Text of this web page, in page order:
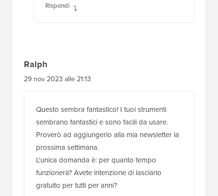
Rispondi
Ralph
29 nov 2023 alle 21:13
Questo sembra fantastico! I tuoi strumenti
sembrano fantastici e sono facili da usare.
Proverò ad aggiungerlo alla mia newsletter la
prossima settimana.
L'unica domanda è: per quanto tempo
funzionerà? Avete intenzione di lasciarlo
gratuito per tutti per anni?